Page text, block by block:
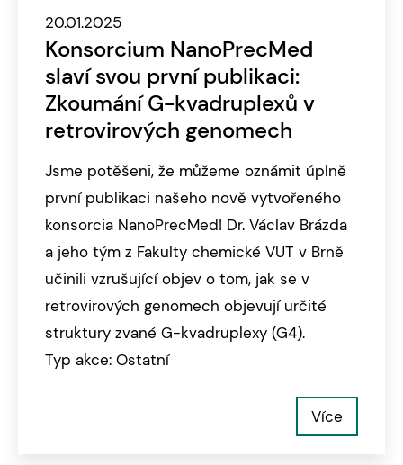
20.01.2025
Konsorcium NanoPrecMed
slaví svou první publikaci:
Zkoumání G-kvadruplexů v
retrovirových genomech
Jsme potěšeni, že můžeme oznámit úplně
první publikaci našeho nově vytvořeného
konsorcia NanoPrecMed! Dr. Václav Brázda
a jeho tým z Fakulty chemické VUT v Brně
učinili vzrušující objev o tom, jak se v
retrovirových genomech objevují určité
struktury zvané G-kvadruplexy (G4).
Typ akce: Ostatní
Více